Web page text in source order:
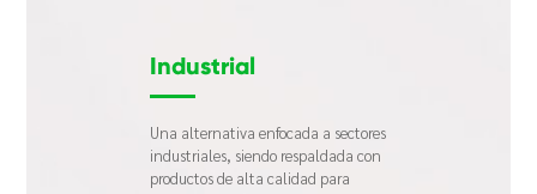
Industrial
Una alternativa enfocada a sectores
industriales, siendo respaldada con
productos de alta calidad para